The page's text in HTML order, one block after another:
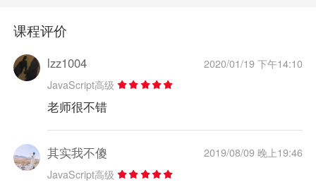
课程评价
lzz1004
2020/01/19 下午14:10
JavaScript高级
老师很不错
其实我不傻
2019/08/09 晚上19:46
JavaScript高级